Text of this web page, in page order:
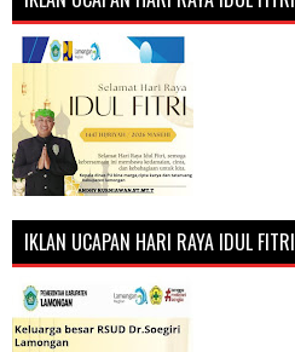
IKLAN UCAPAN HARI RAYA IDUL FITRI